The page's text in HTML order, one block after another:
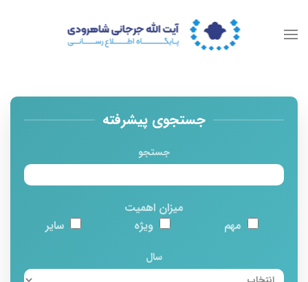
جستجوی پیشرفته
جستجو
میزان اهمیت
مهم
ویژه سایر
سال